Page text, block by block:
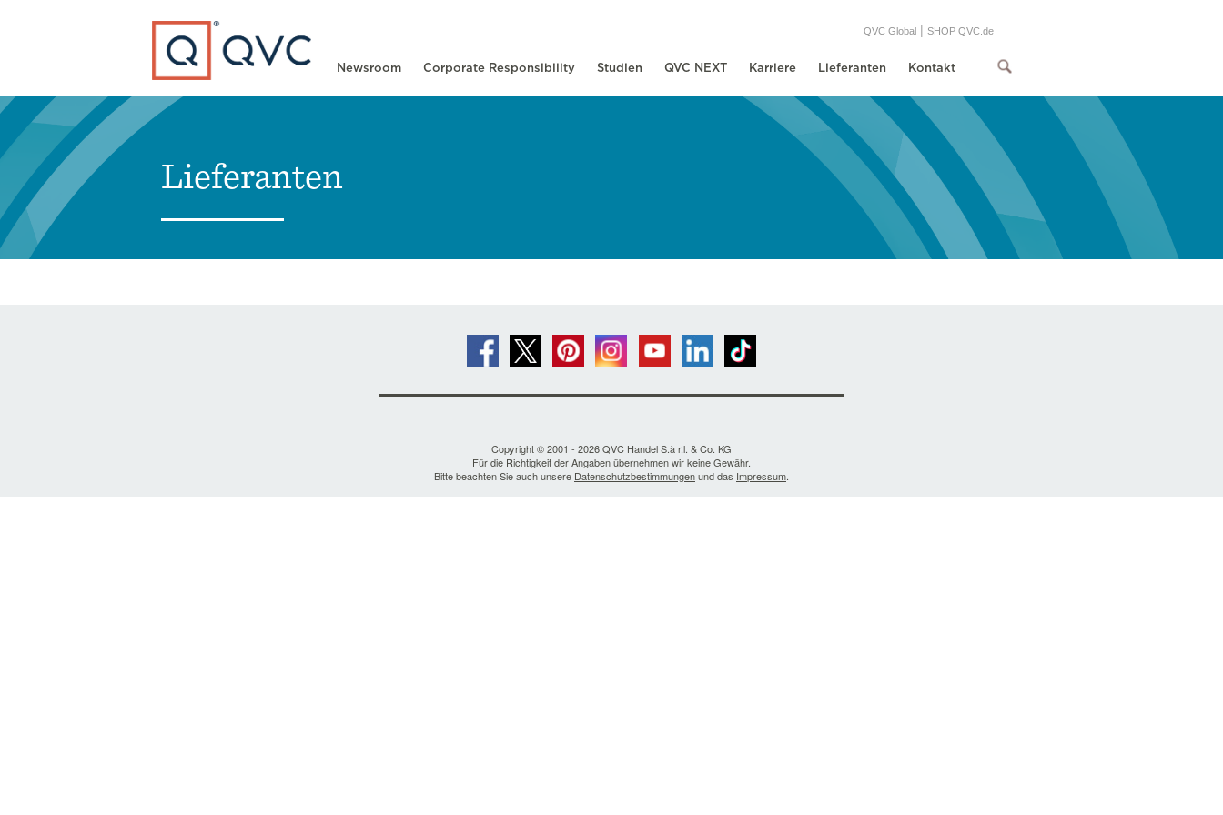
Newsroom Corporate Responsibility Studien QVC NEXT Karriere Lieferanten Kontakt
QVC Global | SHOP QVC.de
Type to search
Lieferanten
Copyright © 2001 - 2026 QVC Handel S.à r.l. & Co. KG
Für die Richtigkeit der Angaben übernehmen wir keine Gewähr.
Bitte beachten Sie auch unsere Datenschutzbestimmungenund das Impressum.